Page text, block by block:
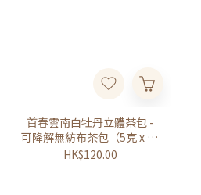
首春雲南白牡丹立體茶包 -
可降解無紡布茶包（5克 x 10
泡）
HK$120.00